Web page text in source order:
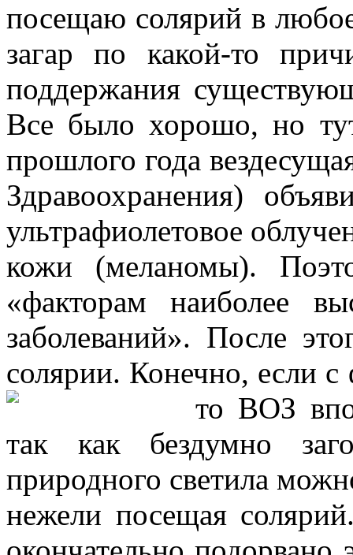
посещаю солярий в
загар по какой-то
поддержания
Все было хорошо, но
прошлого года
Здравоохранения)
ультрафиолетовое
кожи (меланомы).
«факторам наиболее
заболеваний». После
солярии. Конечно, если с
то ВОЗ
так как бездумно
природного светила
нежели посещая